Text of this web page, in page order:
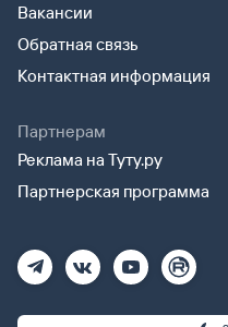
Вакансии
Обратная связь
Контактная информация
Партнерам
Реклама на Туту.ру
Партнерская программа